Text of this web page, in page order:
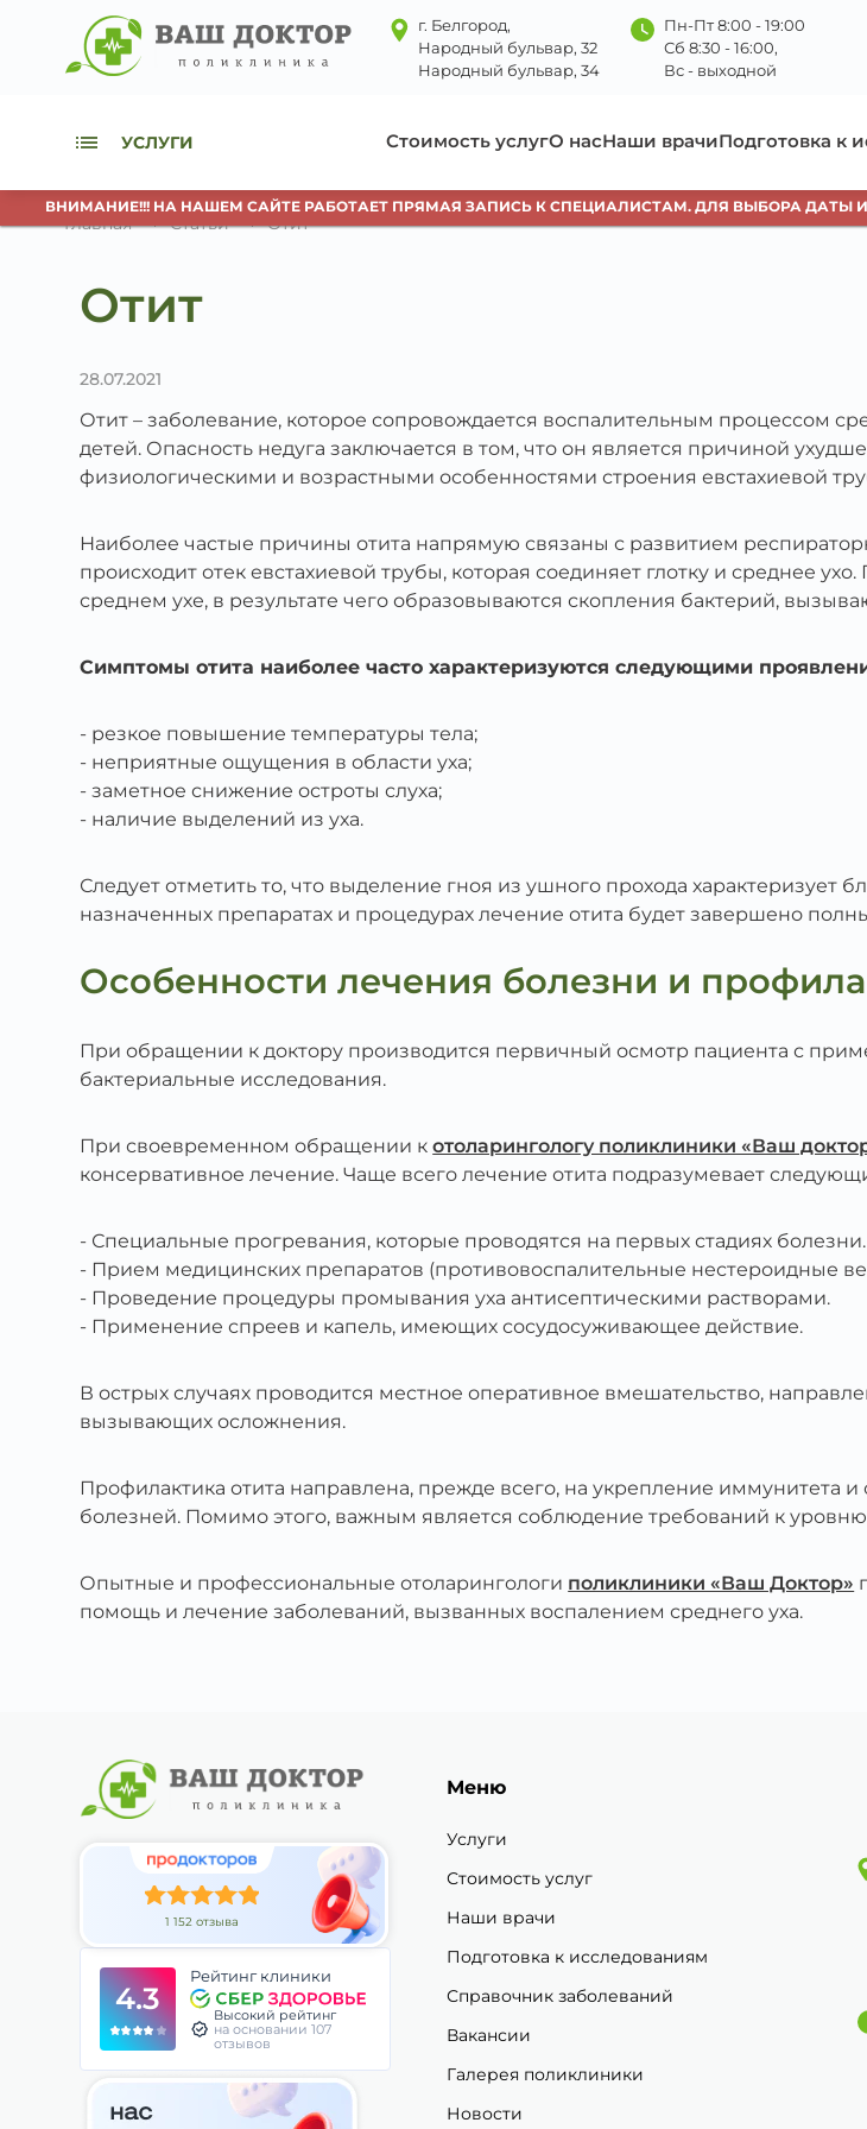
г. Белгород,
Народный бульвар, 32
Народный бульвар, 34
Пн-Пт 8:00 - 19:00
Сб 8:30 - 16:00,
Вс - выходной
УСЛУГИ Стоимость услугО насНаши врачиПодготовка к
ВНИМАНИЕ!!! НА НАШЕМ САЙТЕ РАБОТАЕТ ПРЯМАЯ ЗАПИСЬ К СПЕЦИАЛИСТАМ. ДЛЯ ВЫБОРА ДАТЫ И
Главная Статьи Отит
Отит
28.07.2021
Отит – заболевание, которое сопровождается воспалительным процессом
детей. Опасность недуга заключается в том, что он является причиной
физиологическими и возрастными особенностями строения евстахиевой
Наиболее частые причины отита напрямую связаны с развитием
происходит отек евстахиевой трубы, которая соединяет глотку и среднее
среднем ухе, в результате чего образовываются скопления бактерий,
Симптомы отита наиболее часто характеризуются следующими
резкое повышение температуры тела;
неприятные ощущения в области уха;
заметное снижение остроты слуха;
наличие выделений из уха.
Следует отметить то, что выделение гноя из ушного прохода характеризует
назначенных препаратах и процедурах лечение отита будет завершено
Особенности лечения болезни и
При обращении к доктору производится первичный осмотр пациента с
бактериальные исследования.
При своевременном обращении котоларингологу поликлиники «Ваш
консервативное лечение. Чаще всего лечение отита подразумевает
Специальные прогревания, которые проводятся на первых стадиях болезни.
Прием медицинских препаратов (противовоспалительные нестероидные
Проведение процедуры промывания уха антисептическими растворами.
Применение спреев и капель, имеющих сосудосуживающее действие.
В острых случаях проводится местное оперативное вмешательство,
вызывающих осложнения.
Профилактика отита направлена, прежде всего, на укрепление
болезней. Помимо этого, важным является соблюдение требований к уровню
Опытные и профессиональные отоларингологи поликлиники «Ваш Доктор»
помощь и лечение заболеваний, вызванных воспалением среднего уха.
1 152 отзыва
4.3
Рейтинг клиники
Высокий рейтинг
на основании 107
отзывов
Меню
Услуги
Стоимость услуг
Наши врачи
Подготовка к исследованиям
Справочник заболеваний
Вакансии
Галерея поликлиники
Новости